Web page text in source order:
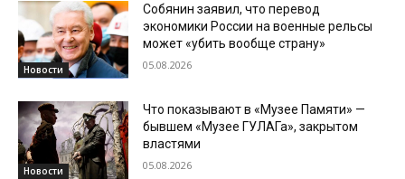
Новости
Собянин заявил, что перевод
экономики России на военные рельсы
может «убить вообще страну»
05.08.2026
Новости
Что показывают в «Музее Памяти» —
бывшем «Музее ГУЛАГа», закрытом
властями
05.08.2026